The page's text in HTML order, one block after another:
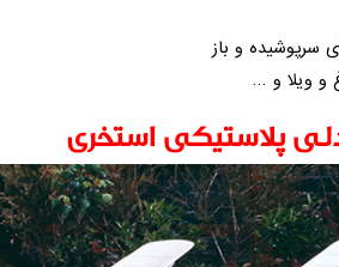
سرپوشیده و باز
و ویلا و …
پلاستیکی استخری